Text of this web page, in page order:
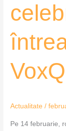
Actualitate /
Pe 14 februarie,